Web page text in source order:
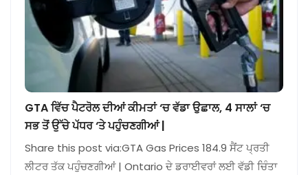
GTA ਵਿੱਚ ਪੈਟਰੋਲ ਦੀਆਂ ਕੀਮਤਾਂ ‘ਚ ਵੱਡਾ ਉਛਾਲ, 4 ਸਾਲਾਂ ‘ਚ
ਸਭ ਤੋਂ ਉੱਚੇ ਪੱਧਰ ‘ਤੇ ਪਹੁੰਚਣਗੀਆਂ |
Share this post via:GTA Gas Prices 184.9 ਸੈਂਟ ਪ੍ਰਤੀ
ਲੀਟਰ ਤੱਕ ਪਹੁੰਚਣਗੀਆਂ | Ontario ਦੇ ਡਰਾਈਵਰਾਂ ਲਈ ਵੱਡੀ ਚਿੰਤਾ